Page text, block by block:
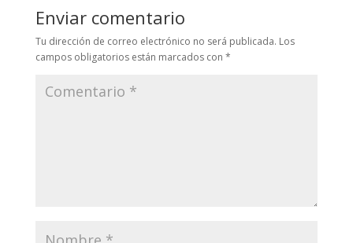
Enviar comentario
Tu dirección de correo electrónico no será publicada. Los
campos obligatorios están marcados con *